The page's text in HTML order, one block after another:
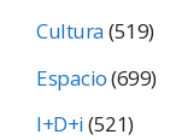
Cultura(519)
Espacio(699)
I+D+i(521)